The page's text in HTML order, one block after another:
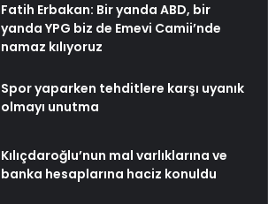
Fatih Erbakan: Bir yanda ABD, bir
yanda YPG biz de Emevi Camii’nde
namaz kılıyoruz
Spor yaparken tehditlere karşı uyanık
olmayı unutma
Kılıçdaroğlu’nun mal varlıklarına ve
banka hesaplarına haciz konuldu